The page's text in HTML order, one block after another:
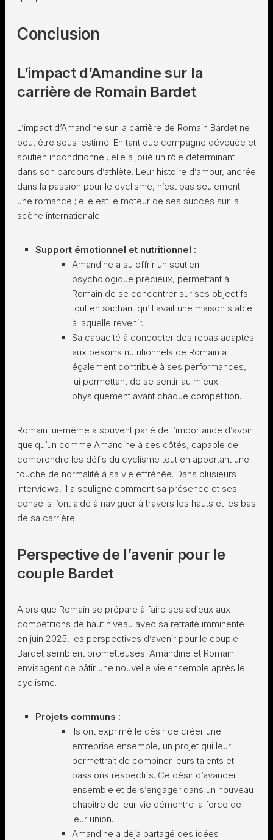
Conclusion
L’impact d’Amandine sur la
carrière de Romain Bardet
L’impact d’Amandine sur la carrière de Romain Bardet ne
peut être sous-estimé. En tant que compagne dévouée et
soutien inconditionnel, elle a joué un rôle déterminant
dans son parcours d’athlète. Leur histoire d’amour, ancrée
dans la passion pour le cyclisme, n’est pas seulement
une romance ; elle est le moteur de ses succès sur la
scène internationale.
Support émotionnel et nutritionnel :
Amandine a su offrir un soutien
psychologique précieux, permettant à
Romain de se concentrer sur ses objectifs
tout en sachant qu’il avait une maison stable
à laquelle revenir.
Sa capacité à concocter des repas adaptés
aux besoins nutritionnels de Romain a
également contribué à ses performances,
lui permettant de se sentir au mieux
physiquement avant chaque compétition.
Romain lui-même a souvent parlé de l’importance d’avoir
quelqu’un comme Amandine à ses côtés, capable de
comprendre les défis du cyclisme tout en apportant une
touche de normalité à sa vie effrénée. Dans plusieurs
interviews, il a souligné comment sa présence et ses
conseils l’ont aidé à naviguer à travers les hauts et les bas
de sa carrière.
Perspective de l’avenir pour le
couple Bardet
Alors que Romain se prépare à faire ses adieux aux
compétitions de haut niveau avec sa retraite imminente
en juin 2025, les perspectives d’avenir pour le couple
Bardet semblent prometteuses. Amandine et Romain
envisagent de bâtir une nouvelle vie ensemble après le
cyclisme.
Projets communs :
Ils ont exprimé le désir de créer une
entreprise ensemble, un projet qui leur
permettrait de combiner leurs talents et
passions respectifs. Ce désir d’avancer
ensemble et de s’engager dans un nouveau
chapitre de leur vie démontre la force de
leur union.
Amandine a déjà partagé des idées